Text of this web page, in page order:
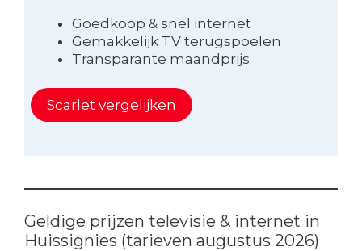
Goedkoop & snel internet
Gemakkelijk TV terugspoelen
Transparante maandprijs
Scarlet vergelijken
Geldige prijzen televisie & internet in
Huissignies (tarieven augustus 2026)